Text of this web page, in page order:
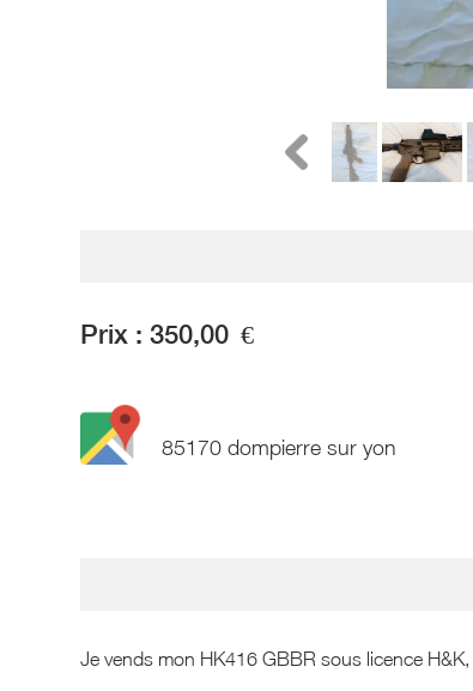
Prix : 350,00 €
85170 dompierre sur yon
Je vends mon HK416 GBBR sous licence